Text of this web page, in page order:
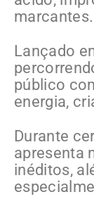
marcantes.
Lançado
público
energia,
Durante
apresenta
inéditos,